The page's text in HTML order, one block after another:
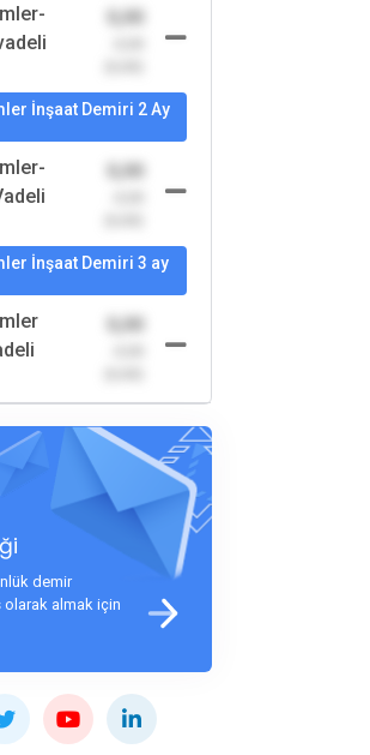
0,00
İnşaat Demiri 2 Ay
0,00
İnşaat Demiri 3 ay
0,00
demir
olarak almak için